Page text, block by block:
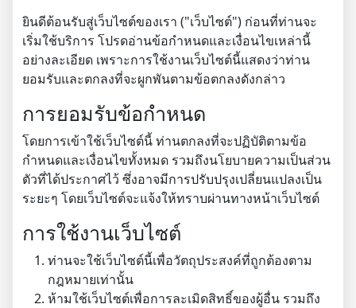
ยินดีต้อนรับสู่เว็บไซต์ของเรา ("เว็บไซต์") ก่อนที่ท่านจะ
เริ่มใช้บริการ โปรดอ่านข้อกำหนดและเงื่อนไขเหล่านี้
อย่างละเอียด เพราะการใช้งานเว็บไซต์นี้แสดงว่าท่าน
ยอมรับและตกลงที่จะผูกพันตามข้อตกลงดังกล่าว
การยอมรับข้อกำหนด
โดยการเข้าใช้เว็บไซต์นี้ ท่านตกลงที่จะปฏิบัติตามข้อ
กำหนดและเงื่อนไขทั้งหมด รวมถึงนโยบายความเป็นส่วน
ตัวที่ได้ประกาศไว้ ซึ่งอาจมีการปรับปรุงเปลี่ยนแปลงเป็น
ระยะๆ โดยเว็บไซต์จะแจ้งให้ทราบผ่านทางหน้าเว็บไซต์
การใช้งานเว็บไซต์
ท่านจะใช้เว็บไซต์นี้เพื่อวัตถุประสงค์ที่ถูกต้องตาม
กฎหมายเท่านั้น
ห้ามใช้เว็บไซต์เพื่อการละเมิดสิทธิ์ของผู้อื่น รวมถึง